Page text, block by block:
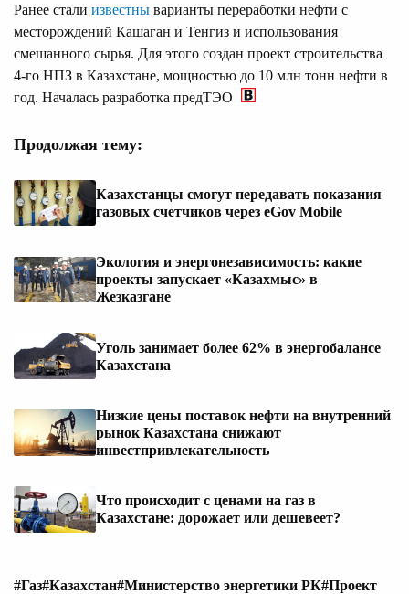
Ранее стали известны варианты переработки нефти с
месторождений Кашаган и Тенгиз и использования
смешанного сырья. Для этого создан проект строительства
4-го НПЗ в Казахстане, мощностью до 10 млн тонн нефти в
год. Началась разработка предТЭО
Продолжая тему:
Казахстанцы смогут передавать показания
газовых счетчиков через eGov Mobile
Экология и энергонезависимость: какие
проекты запускает «Казахмыс» в
Жезказгане
Уголь занимает более 62% в энергобалансе
Казахстана
Низкие цены поставок нефти на внутренний
рынок Казахстана снижают
инвестпривлекательность
Что происходит с ценами на газ в
Казахстане: дорожает или дешевеет?
#Газ#Казахстан#Министерство энергетики РК#Проект